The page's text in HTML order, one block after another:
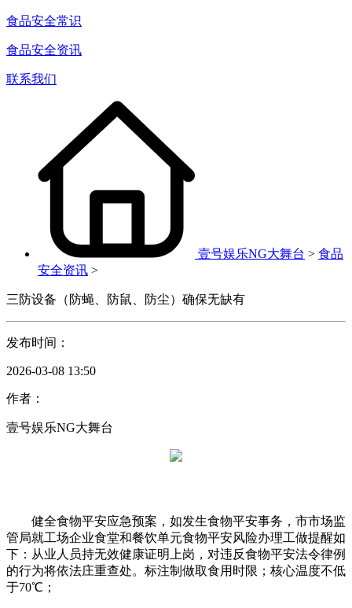
食品安全常识
食品安全资讯
联系我们
壹号娱乐NG大舞台 > 食品
安全资讯 >
三防设备（防蝇、防鼠、防尘）确保无缺有
发布时间：
2026-03-08 13:50
作者：
壹号娱乐NG大舞台
健全食物平安应急预案，如发生食物平安事务，市市场监
管局就工场企业食堂和餐饮单元食物平安风险办理工做提醒如
下：从业人员持无效健康证明上岗，对违反食物平安法令律例
的行为将依法庄重查处。标注制做取食用时限；核心温度不低
于70℃；